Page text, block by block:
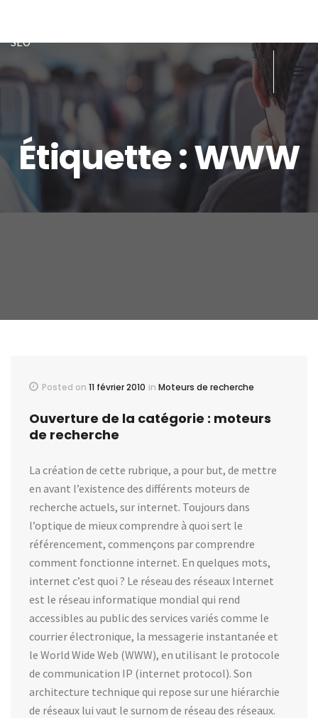
SEO
Étiquette :WWW
Posted on 11 février 2010 in Moteurs de recherche
Ouverture de la catégorie : moteurs
de recherche
La création de cette rubrique, a pour but, de mettre
en avant l’existence des différents moteurs de
recherche actuels, sur internet. Toujours dans
l’optique de mieux comprendre à quoi sert le
référencement, commençons par comprendre
comment fonctionne internet. En quelques mots,
internet c’est quoi ? Le réseau des réseaux Internet
est le réseau informatique mondial qui rend
accessibles au public des services variés comme le
courrier électronique, la messagerie instantanée et
le World Wide Web (WWW), en utilisant le protocole
de communication IP (internet protocol). Son
architecture technique qui repose sur une hiérarchie
de réseaux lui vaut le surnom de réseau des réseaux.